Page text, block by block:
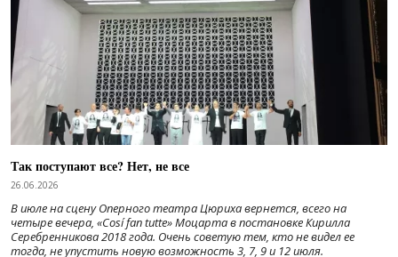
Так поступают все? Нет, не все
26.06.2026
В июле на сцену Оперного театра Цюриха вернется, всего на
четыре вечера, «Cosí fan tutte» Моцарта в постановке Кирилла
Серебренникова 2018 года. Очень советую тем, кто не видел ее
тогда, не упустить новую возможность 3, 7, 9 и 12 июля.